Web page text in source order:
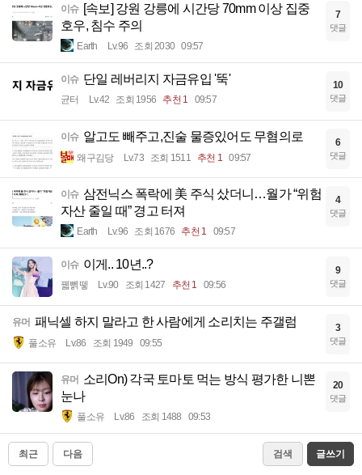
이슈 [속보] 강원 강릉에 시간당 70mm 이상 집중
호우, 침수 주의
Earth Lv.96 조회 2030 09:57
7
댓글
이슈 단일 레버리지 자금유입 '뚝'
균터 Lv.42 조회 1956 추천 1 09:57
10
댓글
이슈 알고도 빼주고,진술 물증있어도 무혐의로
왜구김당 Lv.73 조회 1511 추천 1 09:57
6
댓글
이슈 삼전닉스 폭락에 美 주식 샀더니…월가 “위험
자산 줄일 때” 경고 터져
Earth Lv.96 조회 1676 추천 1 09:57
4
댓글
이슈 이게.. 10년..?
꿻뻵뗗 Lv.90 조회 1427 추천 1 09:56
9
댓글
유머 패닉셀 하지 말라고 한 사람에게 소리치는 주갤럼
풀소유 Lv.86 조회 1949 09:55
3
댓글
유머 소리On) 각국 토마토 먹는 방식 평가한 니뽄
눈나
풀소유 Lv.86 조회 1488 09:53
20
댓글
최근 다음 검색 글쓰기